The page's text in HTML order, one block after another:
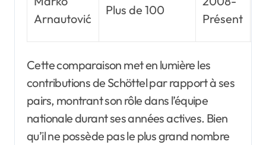
Arnautović
Plus de 100
Présent
Cette comparaison met en lumière les
contributions de Schöttel par rapport à ses
pairs, montrant son rôle dans l’équipe
nationale durant ses années actives. Bien
qu’il ne possède pas le plus grand nombre